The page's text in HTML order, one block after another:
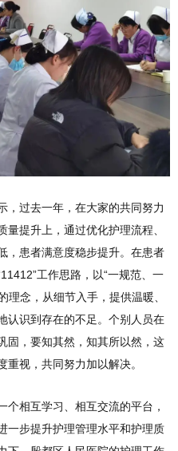
，过去一年，在大家的共同努力
提升上，通过优化护理流程、
，患者满意度稳步提升。在患者
工作思路，以“一规范、一
理念，从细节入手，提供温暖、
认识到存在的不足。个别人员在
固，要知其然，知其所以然，这
视，共同努力加以解决。
个相互学习、相互交流的平台，
一步提升护理管理水平和护理质